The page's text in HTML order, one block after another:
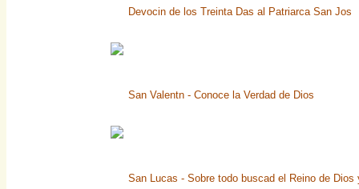
Devocin de los Treinta Das al Patriarca San Jos
San Valentn - Conoce la Verdad de Dios
San Lucas - Sobre todo buscad el Reino de